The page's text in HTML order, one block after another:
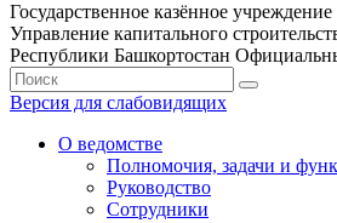
Государственное казённое учреждение
Управление капитального
Республики Башкортостан
Версия для слабовидящих
О ведомстве
Полномочия, задачи и
Руководство
Сотрудники